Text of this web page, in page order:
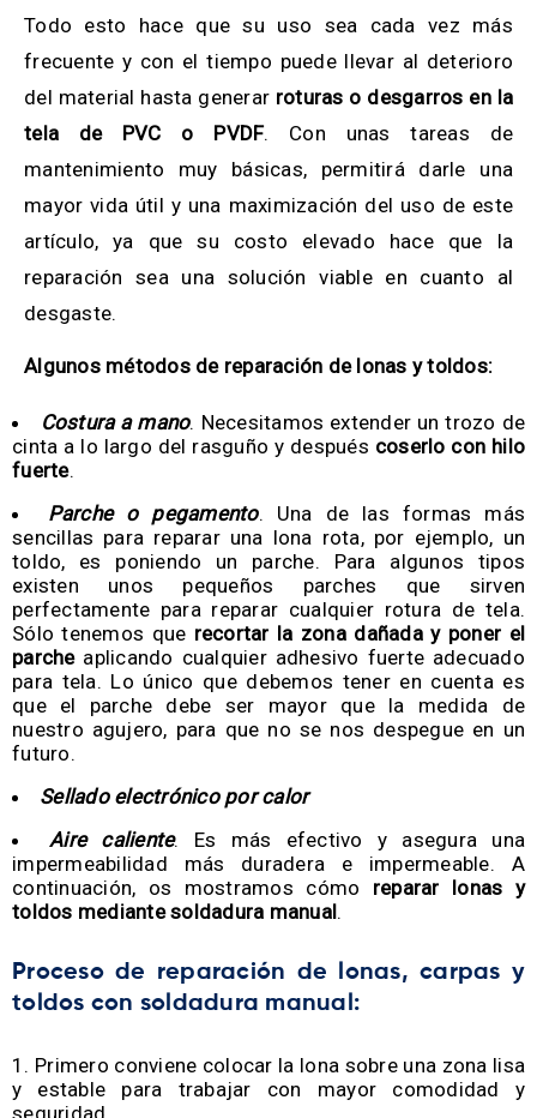
Todo esto hace que su uso sea cada vez más
frecuente y con el tiempo puede llevar al deterioro
del material hasta generar roturas o desgarros en la
tela de PVC o PVDF. Con unas tareas de
mantenimiento muy básicas, permitirá darle una
mayor vida útil y una maximización del uso de este
artículo, ya que su costo elevado hace que la
reparación sea una solución viable en cuanto al
desgaste.
Algunos métodos de reparación de lonas y toldos:
Costura a mano. Necesitamos extender un trozo de
cinta a lo largo del rasguño y después coserlo con hilo
fuerte.
Parche o pegamento. Una de las formas más
sencillas para reparar una lona rota, por ejemplo, un
toldo, es poniendo un parche. Para algunos tipos
existen unos pequeños parches que sirven
perfectamente para reparar cualquier rotura de tela.
Sólo tenemos que recortar la zona dañada y poner el
parcheaplicando cualquier adhesivo fuerte adecuado
para tela. Lo único que debemos tener en cuenta es
que el parche debe ser mayor que la medida de
nuestro agujero, para que no se nos despegue en un
futuro.
Sellado electrónico por calor
Aire caliente. Es más efectivo y asegura una
impermeabilidad más duradera e impermeable. A
continuación, os mostramos cómo reparar lonas y
toldos mediante soldadura manual.
Proceso de reparación de lonas, carpas y
toldos con soldadura manual:
Primero conviene colocar la lona sobre una zona lisa
y estable para trabajar con mayor comodidad y
seguridad.